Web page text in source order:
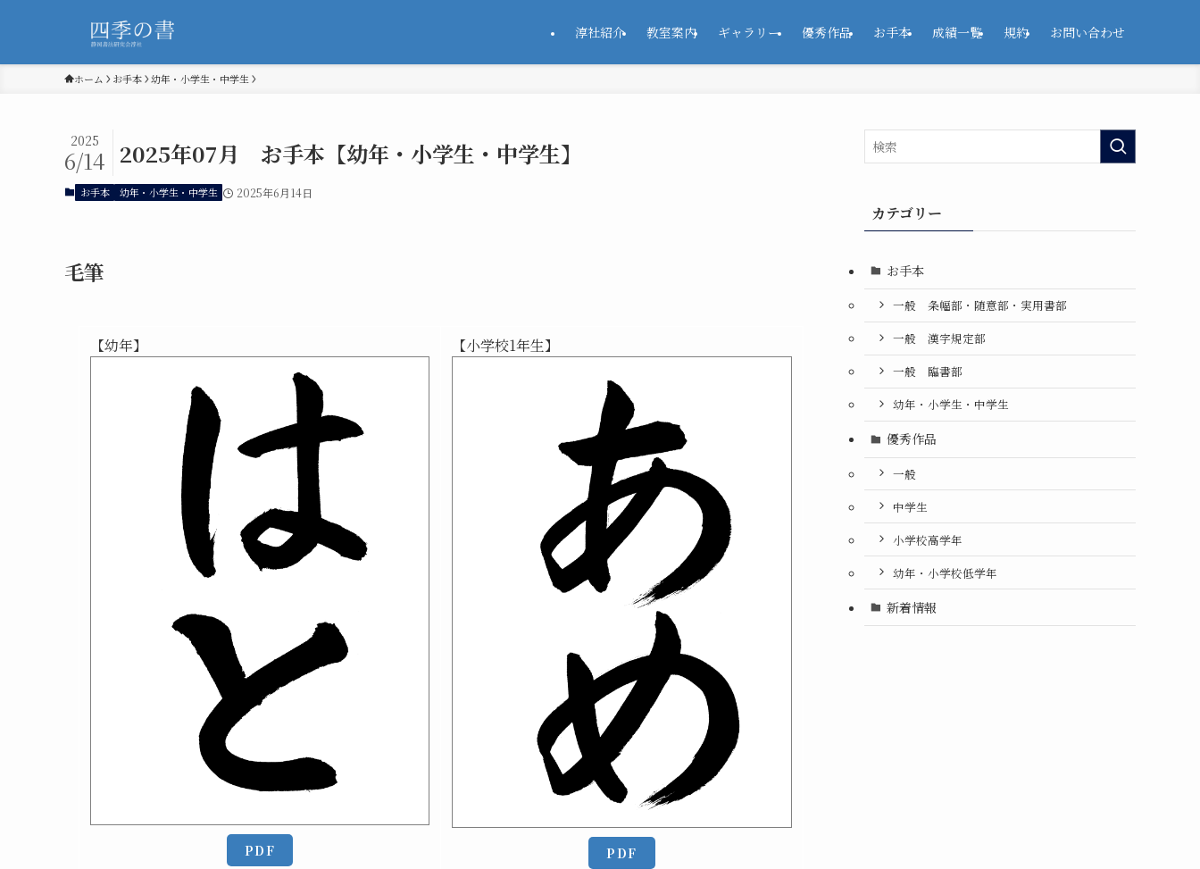
淳社紹介 教室案内 ギャラリー 優秀作品 お手本 成績一覧 規約 お問い合わせ
ホーム お手本 幼年・小学生・中学生
2025年07月 お手本【幼年・小学生・中学生】
2025
6/14
お手本 幼年・小学生・中学生 2025年6月14日
毛筆
【幼年】
PDF
【小学校1年生】
PDF
カテゴリー
お手本
一般 条幅部・随意部・実用書部
一般 漢字規定部
一般 臨書部
幼年・小学生・中学生
優秀作品
一般
中学生
小学校高学年
幼年・小学校低学年
新着情報